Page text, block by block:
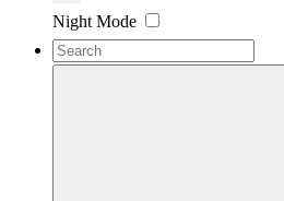
Night Mode